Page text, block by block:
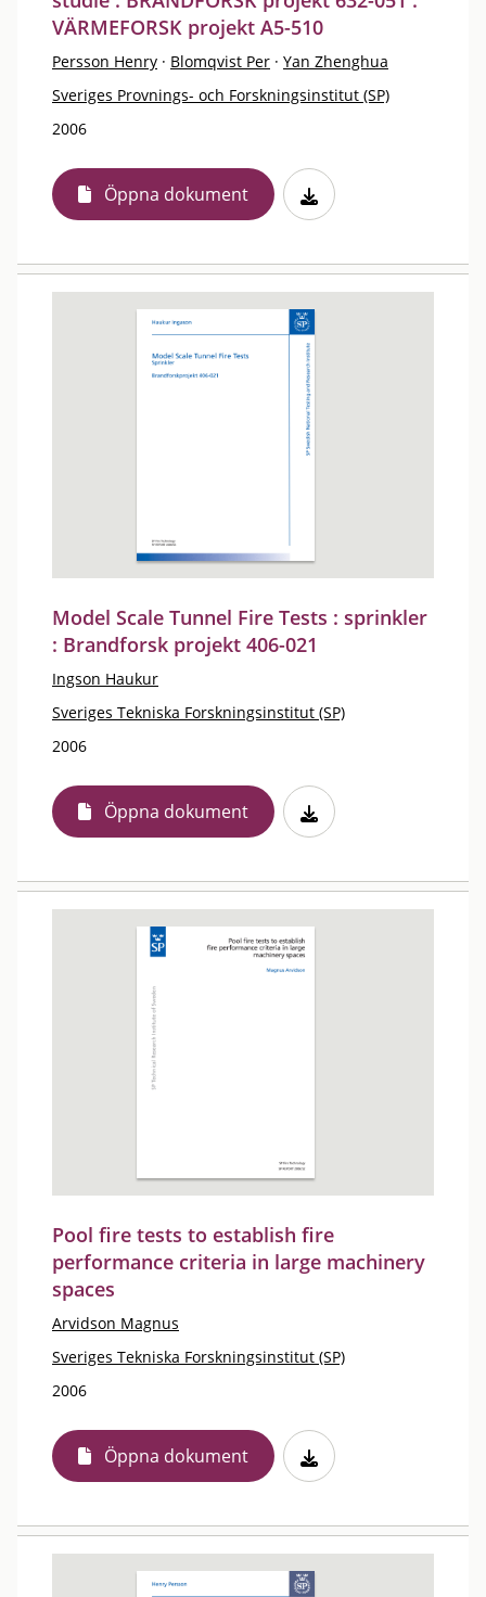
VÄRMEFORSK projekt A5-510
Persson Henry · Blomqvist Per · Yan Zhenghua
Sveriges Provnings- och Forskningsinstitut (SP)
2006
Öppna dokument
Model Scale Tunnel Fire Tests : sprinkler
: Brandforsk projekt 406-021
Ingson Haukur
Sveriges Tekniska Forskningsinstitut (SP)
2006
Öppna dokument
Pool fire tests to establish fire
performance criteria in large machinery
spaces
Arvidson Magnus
Sveriges Tekniska Forskningsinstitut (SP)
2006
Öppna dokument